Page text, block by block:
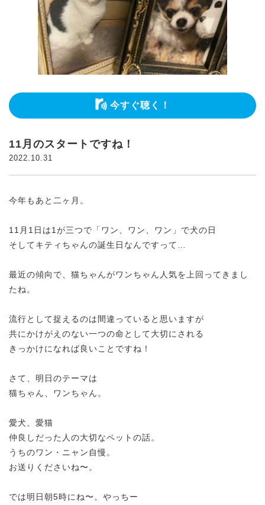
今すぐ聴く！
11月のスタートですね！
2022.10.31
今年もあと二ヶ月。
11月1日は1が三つで「ワン、ワン、ワン」で犬の日
そしてキティちゃんの誕生日なんですって…
最近の傾向で、猫ちゃんがワンちゃん人気を上回ってきまし
たね。
流行として捉えるのは間違っていると思いますが
共にかけがえのない一つの命として大切にされる
きっかけになれば良いことですね！
さて、明日のテーマは
猫ちゃん、ワンちゃん。
愛犬、愛猫
仲良しだった人の大切なペットの話。
うちのワン・ニャン自慢。
お送りくださいね〜。
では明日朝5時にね〜。やっちー